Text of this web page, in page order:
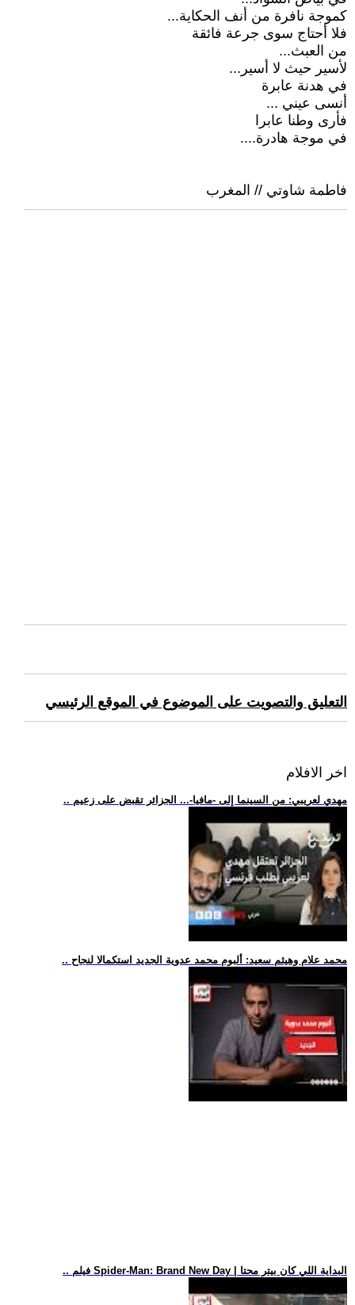
كموجة نافرة من أنف الحكاية...
فلا أحتاج سوى جرعة فائقة
من العبث...
لأسير حيث لا أسير...
في هدنة عابرة
أنسى عيني ...
فأرى وطنا عابرا
في موجة هادرة....
فاطمة شاوتي // المغرب
التعليق والتصويت على الموضوع في الموقع الرئيسي
اخر الافلام
.. مهدي لعريبي: من السينما إلى -مافيا-... الجزائر تقبض على زعيم
.. محمد علام وهيثم سعيد: ألبوم محمد عدوية الجديد استكمالا لنجاح
.. فيلم Spider-Man: Brand New Day | البداية اللي كان بيتر محتا